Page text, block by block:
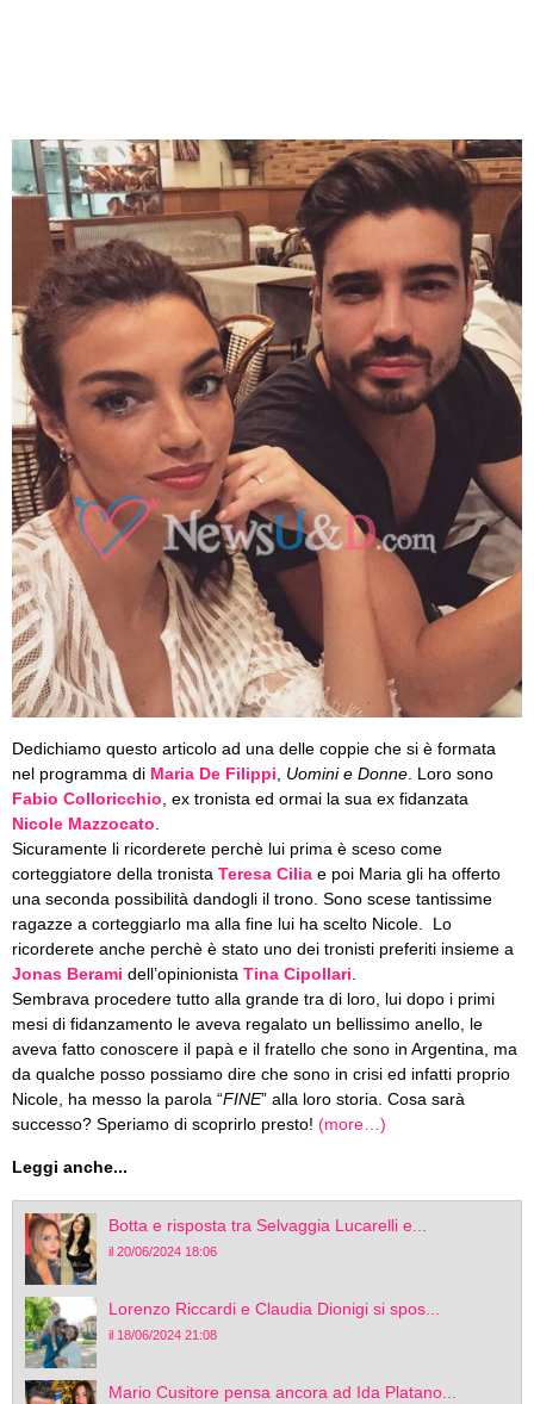
Dedichiamo questo articolo ad una delle coppie che si è formata
nel programma di Maria De Filippi Uomini e Donne . Loro sono
Fabio Colloricchio , ex tronista ed ormai la sua ex fidanzata
Nicole Mazzocato
Sicuramente li ricorderete perchè lui prima è sceso come
corteggiatore della tronista Teresa Cilia e poi Maria gli ha offerto
una seconda possibilità dandogli il trono. Sono scese tantissime
ragazze a corteggiarlo ma alla fine lui ha scelto Nicole. Lo
ricorderete anche perchè è stato uno dei tronisti preferiti insieme a
Jonas Berami dell’opinionista Tina Cipollari
Sembrava procedere tutto alla grande tra di loro, lui dopo i primi
mesi di fidanzamento le aveva regalato un bellissimo anello, le
aveva fatto conoscere il papà e il fratello che sono in Argentina, ma
da qualche posso possiamo dire che sono in crisi ed infatti proprio
Nicole, ha messo la parola “FINE” alla loro storia. Cosa sarà
successo? Speriamo di scoprirlo presto! (more…)
Leggi anche...
Botta e risposta tra Selvaggia Lucarelli e...
il 20/06/2024 18:06
Lorenzo Riccardi e Claudia Dionigi si spos...
il 18/06/2024 21:08
Mario Cusitore pensa ancora ad Ida Platano...